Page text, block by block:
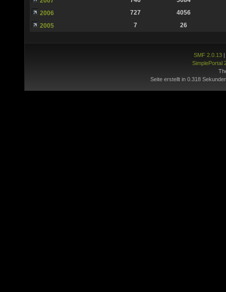
2006
727
4056
2005
7 26
SMF 2.0.13|
SimplePortal
Seite erstellt in 0.318